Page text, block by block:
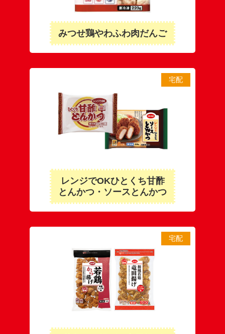
みつせ鶏やわふわ肉だんご
宅配
レンジでOKひとくち甘酢
とんかつ・ソースとんかつ
宅配